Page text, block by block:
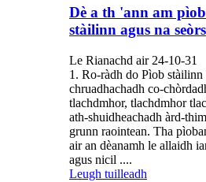
Dè a th 'ann am
stàilinn agus na
Le Rianachd air 24-10-31
1. Ro-ràdh do Pìob stàilinn
chruadhachadh co-
tlachdmhor, tlachdmhor
ath-shuidheachadh àrd-
grunn raointean. Tha
air an dèanamh le allaidh
agus nicil ....
Leugh tuilleadh